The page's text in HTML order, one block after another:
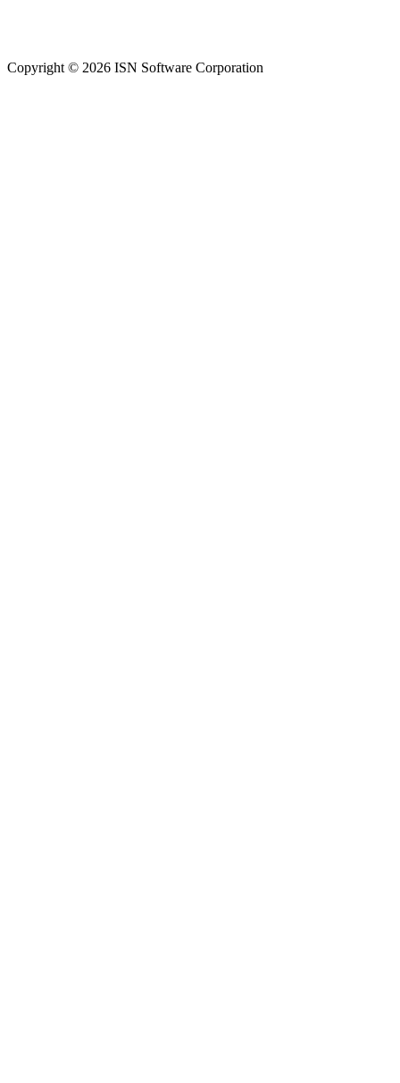
Copyright © 2026 ISN Software Corporation